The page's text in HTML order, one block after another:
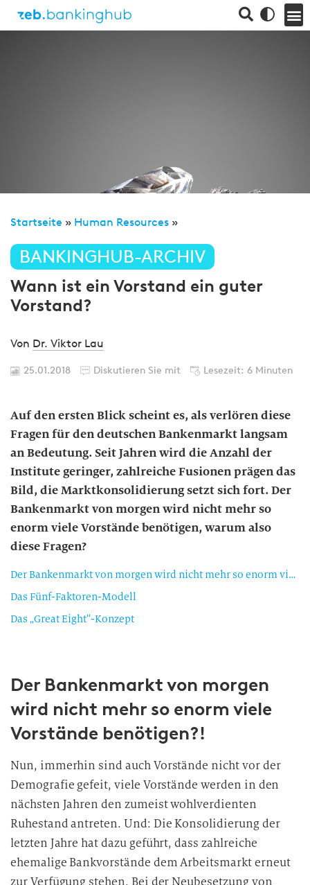
Startseite » Human Resources »
BANKINGHUB-ARCHIV
Wann ist ein Vorstand ein guter
Vorstand?
Von Dr. Viktor Lau
25.01.2018 Diskutieren Sie mit Lesezeit: 6 Minuten
Auf den ersten Blick scheint es, als verlören diese
Fragen für den deutschen Bankenmarkt langsam
an Bedeutung. Seit Jahren wird die Anzahl der
Institute geringer, zahlreiche Fusionen prägen das
Bild, die Marktkonsolidierung setzt sich fort. Der
Bankenmarkt von morgen wird nicht mehr so
enorm viele Vorstände benötigen, warum also
diese Fragen?
Der Bankenmarkt von morgen wird nicht mehr so enorm viele Vorstände benötigen?!
Das Fünf-Faktoren-Modell
Das „Great Eight“-Konzept
Der Bankenmarkt von morgen
wird nicht mehr so enorm viele
Vorstände benötigen?!
Nun, immerhin sind auch Vorstände nicht vor der
Demografie gefeit, viele Vorstände werden in den
nächsten Jahren den zumeist wohlverdienten
Ruhestand antreten. Und: Die Konsolidierung der
letzten Jahre hat dazu geführt, dass zahlreiche
ehemalige Bankvorstände dem Arbeitsmarkt erneut
zur Verfügung stehen. Bei der Neubesetzung von